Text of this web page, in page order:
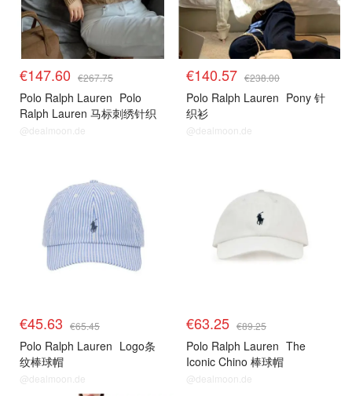
€147.60 €267.75
Polo Ralph Lauren Polo
Ralph Lauren 马标刺绣针织
衫
@dealmoon.de
€140.57 €238.00
Polo Ralph Lauren Pony 针
织衫
@dealmoon.de
€45.63 €65.45
Polo Ralph Lauren Logo条
纹棒球帽
@dealmoon.de
€63.25 €89.25
Polo Ralph Lauren The
Iconic Chino 棒球帽
@dealmoon.de